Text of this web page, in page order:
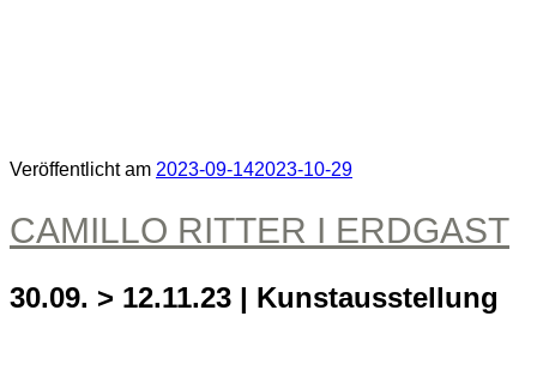
Veröffentlicht am 2023-09-142023-10-29
CAMILLO RITTER I ERDGAST
30.09. > 12.11.23 | Kunstausstellung